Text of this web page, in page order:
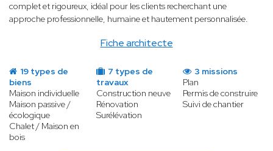
Fiche architecte
complet et rigoureux, idéal pour les clients recherchant une
approche professionnelle, humaine et hautement personnalisée.
19 types de
biens
Maison individuelle
Maison passive /
écologique
Chalet / Maison en
bois
7 types de
travaux
Construction neuve
Rénovation
Surélévation
3 missions
Plan
Permis de construire
Suivi de chantier